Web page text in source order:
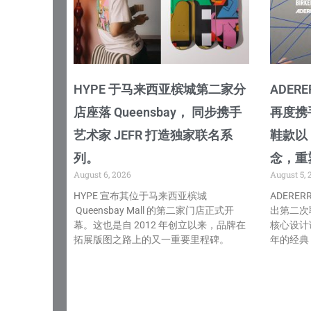
HYPE 于马来西亚槟城第二家分
店座落 Queensbay， 同步携手
艺术家 JEFR 打造独家联名系
列。
August 6, 2026
HYPE 宣布其位于马来西亚槟城
Queensbay Mall 的第二家门店正式开
幕。这也是自 2012 年创立以来，品牌在
拓展版图之路上的又一重要里程碑。
再度携
鞋款以
念，重
August 5,
出第二
核心设
年的经